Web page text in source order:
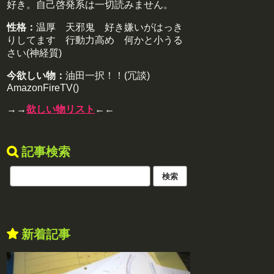
好き。自己啓発系は一切読みません。
性格： 温厚 天邪鬼 好き嫌いがはっき
りしてます 行動力高め 何かと小うる
さい(神経質)
今欲しい物： 油田一択！！(冗談)
AmazonFireTV()
→→欲しい物リスト ←←
記事検索
新着記事